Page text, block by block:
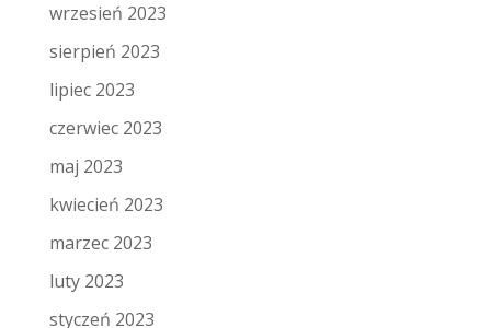
wrzesień 2023
sierpień 2023
lipiec 2023
czerwiec 2023
maj 2023
kwiecień 2023
marzec 2023
luty 2023
styczeń 2023